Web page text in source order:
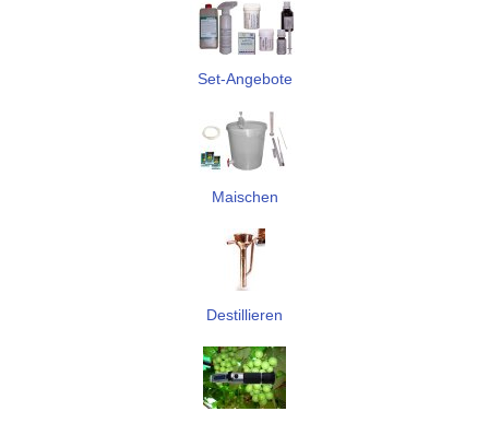
Set-Angebote
Maischen
Destillieren